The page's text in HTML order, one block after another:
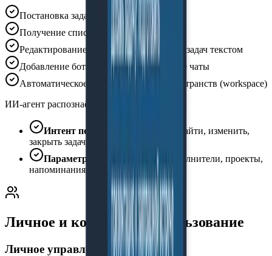
Постановка задач в свободной форме
Получение списков задач по запросу
Редактирование, закрытие и уточнение задач текстом
Добавление бота в личные и групповые чаты
Автоматическое создание рабочих пространств (workspace)
ИИ-агент распознаёт:
Интент пользователя
(создать, найти, изменить,
закрыть задачу и т.д.)
Параметры запроса
(сроки, исполнители, проекты,
напоминания и пр.)
Личное и командное использование
Личное управление задачами